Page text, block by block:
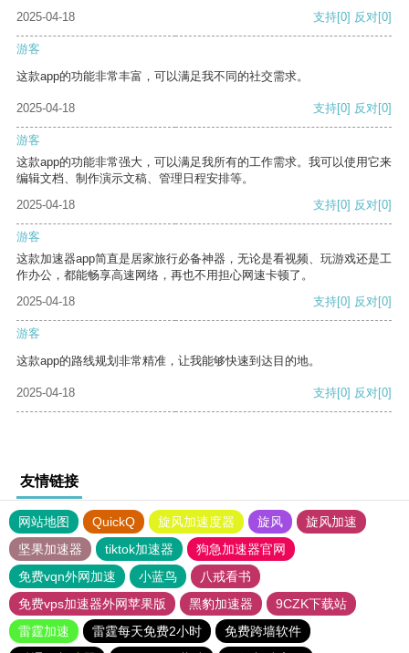
2025-04-18
支持[0] 反对[0]
游客
这款app的功能非常丰富，可以满足我不同的社交需求。
2025-04-18 支持[0] 反对[0]
游客
这款app的功能非常强大，可以满足我所有的工作需求。我可以使用它来
编辑文档、制作演示文稿、管理日程安排等。
2025-04-18
支持[0] 反对[0]
游客
这款加速器app简直是居家旅行必备神器，无论是看视频、玩游戏还是工
作办公，都能畅享高速网络，再也不用担心网速卡顿了。
2025-04-18
支持[0] 反对[0]
游客
这款app的路线规划非常精准，让我能够快速到达目的地。
2025-04-18 支持[0] 反对[0]
友情链接
网站地图 QuickQ 旋风加速度器 旋风
旋风加速
坚果加速器
tiktok加速器
狗急加速器官网
免费vqn外网加速
小蓝鸟
八戒看书
免费vps加速器外网苹果版
黑豹加速器
9CZK下载站
雷霆加速
雷霆每天免费2小时
免费跨墙软件